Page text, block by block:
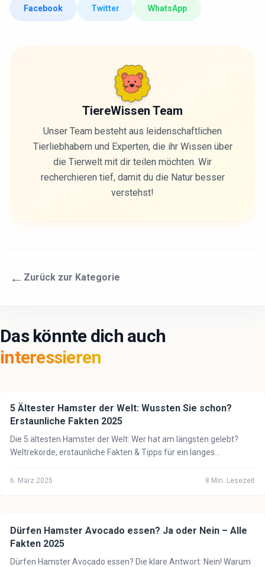
Facebook Twitter WhatsApp
TiereWissen Team
Unser Team besteht aus leidenschaftlichen
Tierliebhabern und Experten, die ihr Wissen über
die Tierwelt mit dir teilen möchten. Wir
recherchieren tief, damit du die Natur besser
verstehst!
← Zurück zur Kategorie
Das könnte dich auch
interessieren
🐹 Hamster
5 Ältester Hamster der Welt: Wussten Sie schon?
Erstaunliche Fakten 2025
Die 5 ältesten Hamster der Welt: Wer hat am längsten gelebt?
Weltrekorde, erstaunliche Fakten & Tipps für ein langes
6. März 2025 8 Min. Lesezeit
🐹 Hamster
Dürfen Hamster Avocado essen? Ja oder Nein – Alle
Fakten 2025
Dürfen Hamster Avocado essen? Die klare Antwort: Nein! Warum